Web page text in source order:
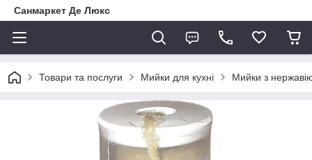
Санмаркет Де Люкс
Товари та послуги Мийки для кухні Мийки з